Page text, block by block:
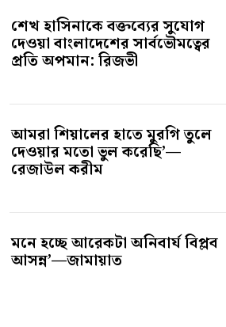
দেওয়া বাংলাদেশের সার্বভৌমত্বের
প্রতি অপমান: রিজভী
আমরা শিয়ালের হাতে মুরগি তুলে
দেওয়ার মতো ভুল করেছি’—
রেজাউল করীম
মনে হচ্ছে আরেকটা অনিবার্য বিপ্লব
আসন্ন’—জামায়াত